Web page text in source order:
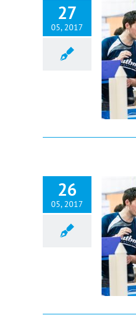
27
05, 2017
26
05, 2017